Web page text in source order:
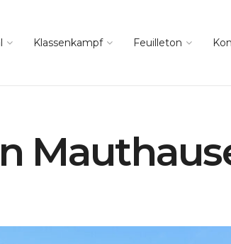
Klassenkampf Feuilleton